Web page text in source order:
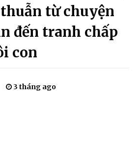
từ chuyện
đến tranh chấp
con
3 tháng ago